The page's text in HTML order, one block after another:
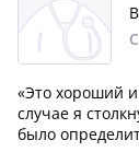
«Это хороший
случае я
было